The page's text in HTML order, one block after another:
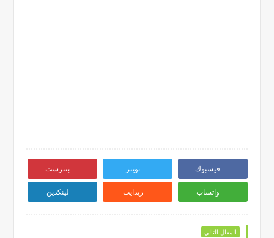
فيسبوك تويتر بنترست
واتساب ريدايت لينكدين
المقال التالي